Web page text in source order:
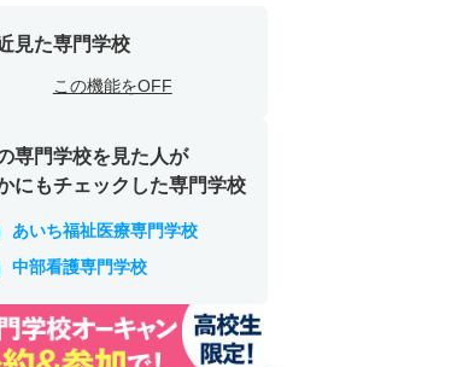
見た専門学校
この機能をOFF
専門学校を見た人が
にもチェックした専門学校
あいち福祉医療専門学校
中部看護専門学校